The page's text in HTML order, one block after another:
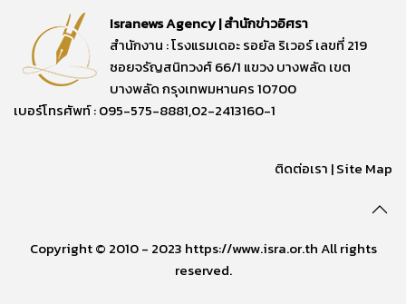
Isranews Agency | สำนักข่าวอิศรา
สำนักงาน : โรงแรมเดอะ รอยัล ริเวอร์ เลขที่ 219
ซอยจรัญสนิทวงศ์ 66/1 แขวง บางพลัด เขต
บางพลัด กรุงเทพมหานคร 10700
เบอร์โทรศัพท์ : 095-575-8881,02-2413160-1
ติดต่อเรา |Site Map
Copyright © 2010 - 2023 https://www.isra.or.th All rights
reserved.